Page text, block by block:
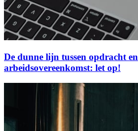
De dunne lijn tussen opdracht en
arbeidsovereenkomst: let op!